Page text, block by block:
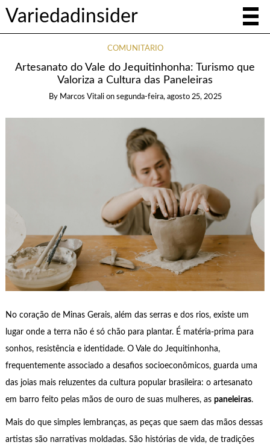
Variedadinsider
COMUNITÁRIO
Artesanato do Vale do Jequitinhonha: Turismo que
Valoriza a Cultura das Paneleiras
By Marcos Vitali on segunda-feira, agosto 25, 2025
No coração de Minas Gerais, além das serras e dos rios, existe um
lugar onde a terra não é só chão para plantar. É matéria-prima para
sonhos, resistência e identidade. O Vale do Jequitinhonha,
frequentemente associado a desafios socioeconômicos, guarda uma
das joias mais reluzentes da cultura popular brasileira: o artesanato
em barro feito pelas mãos de ouro de suas mulheres, as paneleiras.
Mais do que simples lembranças, as peças que saem das mãos dessas
artistas são narrativas moldadas. São histórias de vida, de tradições